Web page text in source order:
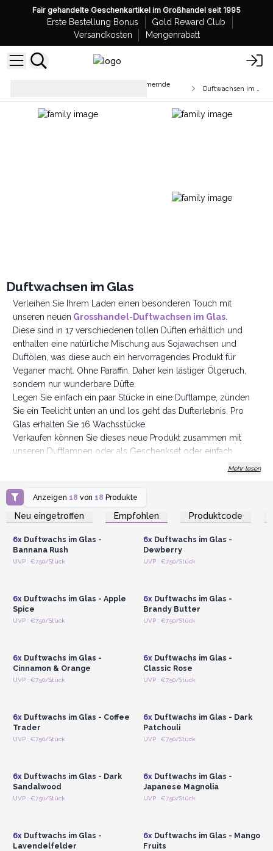
Fair gehandelte Geschenkartikel im Großhandel seit 1995
Erste Bestellung Bonus
Gold Reward Club
Versandkosten
Mengenrabatt
Sojawachs-Schmelzstücke & simmernde
Duftwachsen im Glas
Verleihen Sie Ihrem Laden einen besonderen Touch mit
unseren neuen Grosshandel-Duftwachsen im Glas.
Diese sind in 17 verschiedenen tollen Düften erhältlich und
enthalten eine natürliche Mischung aus Sojawachsen und
Duftölen, was diese auch ein hervorragendes Produkt für
Veganer macht. Ohne Paraffin. Daher kein lästiger Ölgeruch,
sondern nur wunderbare Düfte.
Legen Sie einfach ein paar Stücke in eine Duftlampe, zünden
Sie ein Teelicht unten an und los geht das Dufterlebnis. Pro
Glas erhalten Sie 16 Wachsstücke.
Verkaufen können Sie dieses neue Produkt zusammen mit
unseren Duftlampen oder als Geschenkset oder einfach
einzeln im Glas... Ihren Ideen sind keine Grenzen gesetzt.Mehr lesen
Anzeigen 18 von 18 Produkte
Neu eingetroffen Empfohlen Produktcode
Anmelden oder
Registrieren für
Großhandelspreise
6xDuftwachs im Glas -
Bannana Rush
UVP : €7.50/Stück
Registrieren für
Großhandelspreise
6xDuftwachs im Glas -
Dewberry
UVP : €7.50/Stück
Anmelden oder
6xDuftwachs im Glas - Apple
Spice
UVP : €7.50/Stück
Anmelden oder
6xDuftwachs im Glas -
Brandy Butter
UVP : €7.50/Stück
Anmelden oder
6xDuftwachs im Glas -
Cinnamon & Orange
UVP : €7.50/Stück
Anmelden oder
6xDuftwachs im Glas -
Classic Rose
UVP : €7.50/Stück
Anmelden oder
6xDuftwachs im Glas - Coffee
Trader
UVP : €7.50/Stück
Anmelden oder
6xDuftwachs im Glas - Dark
Patchouli
UVP : €7.50/Stück
Anmelden oder
6xDuftwachs im Glas - Dark
Sandalwood
UVP : €7.50/Stück
Anmelden oder
6xDuftwachs im Glas -
Japanese Magnolia
UVP : €7.50/Stück
Anmelden oder
6xDuftwachs im Glas -
Lavendelfelder
Anmelden oder
6xDuftwachs im Glas - Mango
Fruits